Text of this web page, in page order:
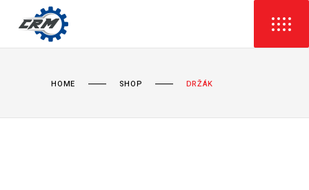
HOME SHOP DRŽÁK